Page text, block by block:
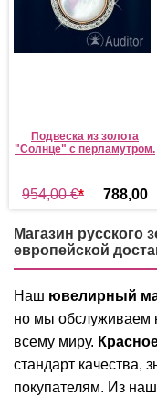
Подвеска из золота
"Солнце" c перламутром.
954,00 €*
788,00
Магазин русского
европейской
Наш ювелирный
но мы обслуживаем
всему миру.
стандарт качества,
покупателям. Из